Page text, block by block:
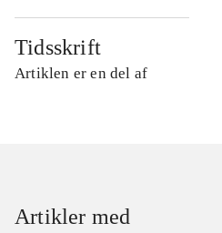
Tidsskrift
Artiklen er en del af
Artikler med